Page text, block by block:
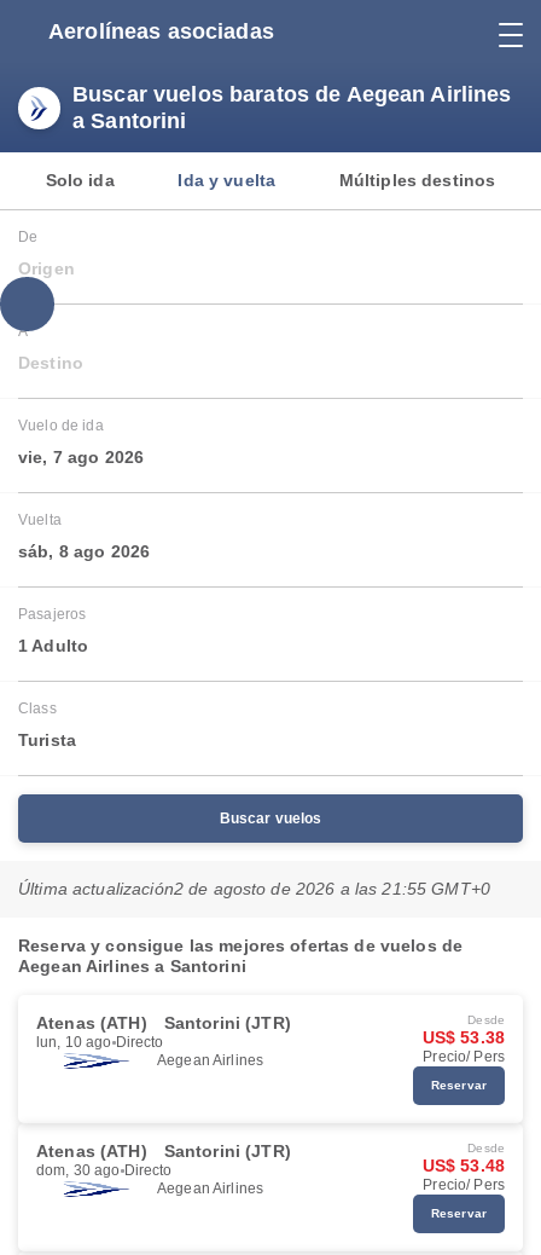
Aerolíneas asociadas
Buscar vuelos baratos de Aegean Airlines
a Santorini
Solo ida Ida y vuelta Múltiples destinos
De
Origen
A
Destino
Vuelo de ida
vie, 7 ago 2026
Vuelta
sáb, 8 ago 2026
Pasajeros
1 Adulto
Class
Turista
Buscar vuelos
Última actualización2 de agosto de 2026 a las 21:55 GMT+0
Reserva y consigue las mejores ofertas de vuelos de
Aegean Airlines a Santorini
Atenas (ATH) Santorini (JTR)
lun, 10 ago Directo
Aegean Airlines
Desde
US$ 53.38
Precio/ Pers
Reservar
Atenas (ATH) Santorini (JTR)
dom, 30 ago Directo
Aegean Airlines
Desde
US$ 53.48
Precio/ Pers
Reservar